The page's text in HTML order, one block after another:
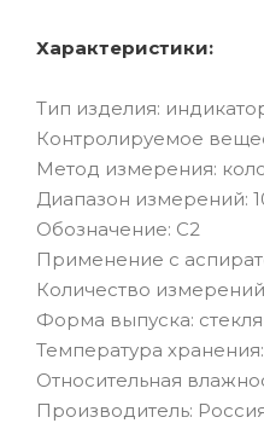
Характеристики:
Тип изделия:
Контролируемое
Метод измерения:
Диапазон измерений:
Обозначение: С2
Применение с
Количество
Форма выпуска:
Температура хранения:
Относительная
Производитель: